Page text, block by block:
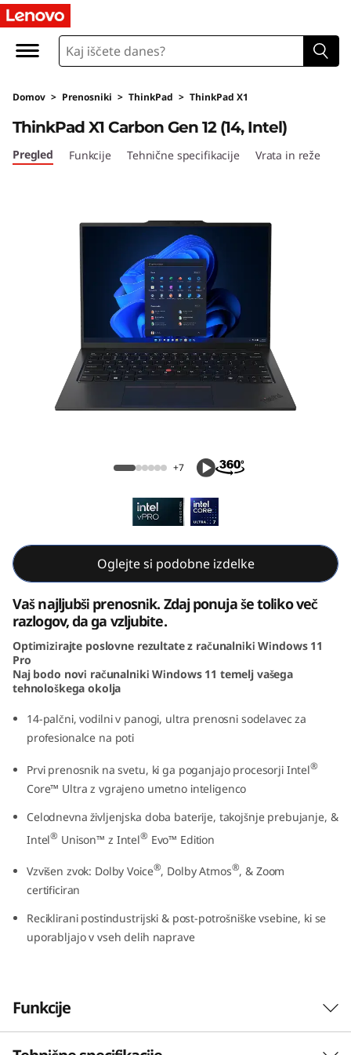
T
h
n
k
G
e
n
1
2
1
)
Domov > Prenosniki > ThinkPad > ThinkPad X1
ThinkPad X1 Carbon Gen 12 (14, Intel)
ThinkPad X1 Carbon Gen 12 (14, Intel)
Pregled Funkcije Tehnične specifikacije Vrata in reže
+7
Oglejte si podobne izdelke
Vaš najljubši prenosnik. Zdaj ponuja še toliko več
razlogov, da ga vzljubite.
Optimizirajte poslovne rezultate z računalniki Windows 11
Pro
Naj bodo novi računalniki Windows 11 temelj vašega
tehnološkega okolja
14-palčni, vodilni v panogi, ultra prenosni sodelavec za
profesionalce na poti
Prvi prenosnik na svetu, ki ga poganjajo procesorji Intel®
Core™ Ultra z vgrajeno umetno inteligenco
Celodnevna življenjska doba baterije, takojšnje prebujanje, &
Intel® Unison™ z Intel® Evo™ Edition
Vzvišen zvok: Dolby Voice®, Dolby Atmos®, & Zoom
certificiran
Reciklirani postindustrijski & post-potrošniške vsebine, ki se
uporabljajo v vseh delih naprave
Funkcije